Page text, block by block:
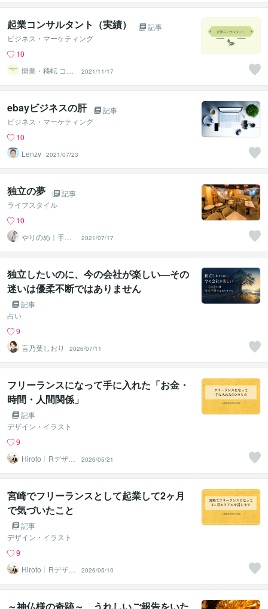
起業コンサルタント（実績）
記事
ビジネス・マーケティング
10
開業・移転 コン
サルタント（起
業・独立）
2021/11/17
ebayビジネスの肝
記事
ビジネス・マーケティング
10
Lenzy 2021/07/23
独立の夢
記事
ライフスタイル
10
やりのめ｜手帳
とキャリアと心
理の人
2021/07/17
独立したいのに、今の会社が楽しい—その
迷いは優柔不断ではありません
記事
占い
9
言乃葉しおり
2026/07/11
フリーランスになって手に入れた「お金・
時間・人間関係」
記事
デザイン・イラスト
9
Hiroto┊Rデザイ
ンスタジオ
2026/05/21
宮崎でフリーランスとして起業して2ヶ月
で気づいたこと
記事
デザイン・イラスト
9
Hiroto┊Rデザイ
ンスタジオ
2026/05/10